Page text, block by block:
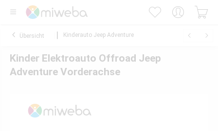
Übersicht Kinderauto Jeep Adventure
Kinder Elektroauto Offroad Jeep
Adventure Vorderachse